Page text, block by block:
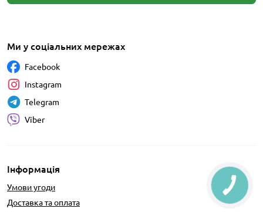
Інформація
Умови угоди
Доставка та оплата
Ми у соціальних мережах
Facebook
Instagram
Telegram
Viber